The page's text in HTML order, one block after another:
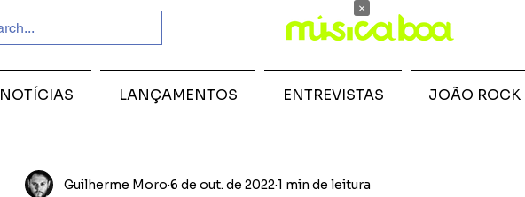
Guilherme Moro 6 de out. de 2022 1 min de leitura
NOTÍCIAS LANÇAMENTOS ENTREVISTAS JOÃO ROCK
×